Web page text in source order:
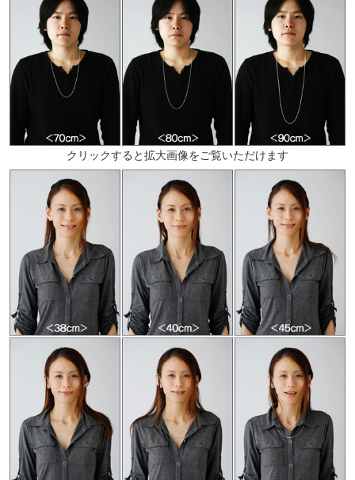
クリックすると拡大画像をご覧いただけます